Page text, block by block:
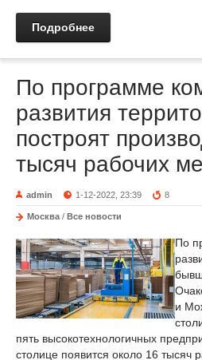
Подробнее
По программе
развития
построят
тысяч рабочих
admin 1-12-2022, 23:39 8
Москва / Все новости
По
и
пять высокотехнологичных
столице появится около 16 тысяч